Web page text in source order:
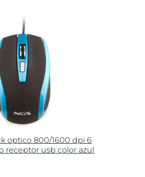
optico 800/1600 dpi 6
receptor usb color azul